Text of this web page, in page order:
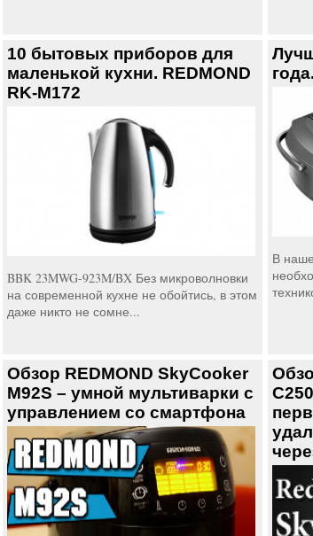
10 бытовых приборов для
маленькой кухни. REDMOND
RK-M172
BBK 23MWG-923M/BX Без микроволновки
на современной кухне не обойтись, в этом
даже никто не сомне...
В
Обзор REDMOND SkyCooker
M92S – умной мультиварки с
управлением со смартфона